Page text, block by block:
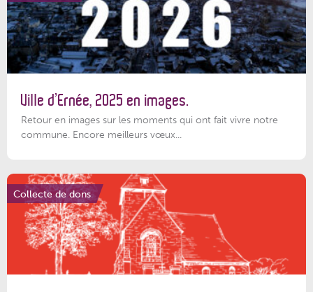
Ville d’Ernée, 2025 en images.
Retour en images sur les moments qui ont fait vivre notre
commune. Encore meilleurs vœux...
Collecte de dons